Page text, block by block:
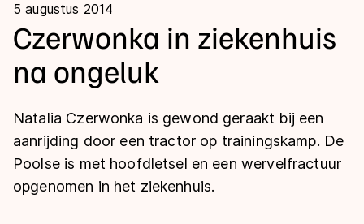
Kalender
Disciplines
Langebaan
Shorttrack
Inlineskaten
Uitslagen
Langebaan
Shorttrack
Tijden & historie
5 augustus 2014
Czerwonka in ziekenhuis
na ongeluk
Natalia Czerwonka is gewond geraakt bij een
aanrijding door een tractor op trainingskamp. De
Poolse is met hoofdletsel en een wervelfractuur
opgenomen in het ziekenhuis.